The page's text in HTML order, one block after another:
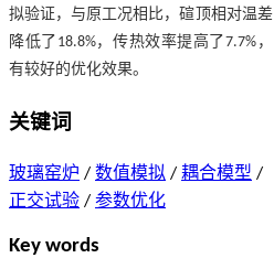
拟验证，与原工况相比，碹顶相对温差
降低了18.8%，传热效率提高了7.7%，
有较好的优化效果。
关键词
玻璃窑炉 / 数值模拟 / 耦合模型 /
正交试验 / 参数优化
Key words